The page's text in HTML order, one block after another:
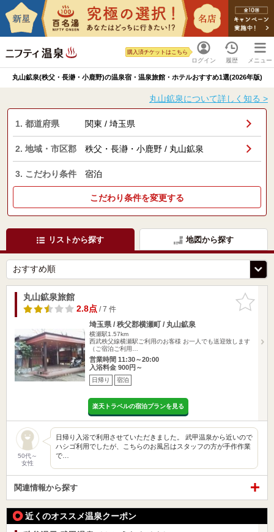
ログイン
購入済チケットはこちら
履歴 メニュー
丸山鉱泉(秩父・長瀞・小鹿野)の温泉宿・温泉旅館・ホテルおすすめ1選(2026年版)
丸山鉱泉について詳しく知る >
1. 都道府県 関東 / 埼玉県
2. 地域・市区郡 秩父・長瀞・小鹿野 / 丸山鉱泉
3. こだわり条件 宿泊
こだわり条件を変更する
リストから探す 地図から探す
お気に入
りに追加
丸山鉱泉旅館
2.8点/ 7 件
埼玉県 / 秩父郡横瀬町 / 丸山鉱泉
横瀬駅1.57km
西武秩父線横瀬駅ご利用のお客様 お一人でも送迎致します
（ご宿泊ご利用…
営業時間 11:30～20:00
入浴料金 900円～
日帰り 宿泊
楽天トラベルの宿泊プランを見る
50代～
女性
日帰り入浴で利用させていただきました。 武甲温泉から近いので
ハシゴ利用でしたが、こちらのお風呂はスタッフの方が手作作業
で…
関連情報から探す
近くのオススメ温泉クーポン